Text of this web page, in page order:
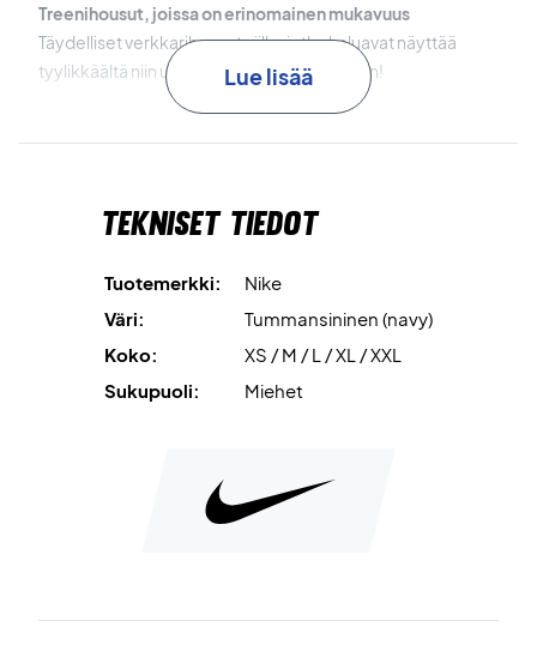
Treenihousut, joissa on erinomainen mukavuus
Täydelliset verkkarihousut niille, jotka haluavat näyttää
tyylikkäältä niin urheillessaan kuin arjessakin!
Lue lisää
Tekniset tiedot
Tuotemerkki:
Nike
Väri:
Tummansininen (navy)
Koko:
XS / M / L / XL / XXL
Sukupuoli:
Miehet